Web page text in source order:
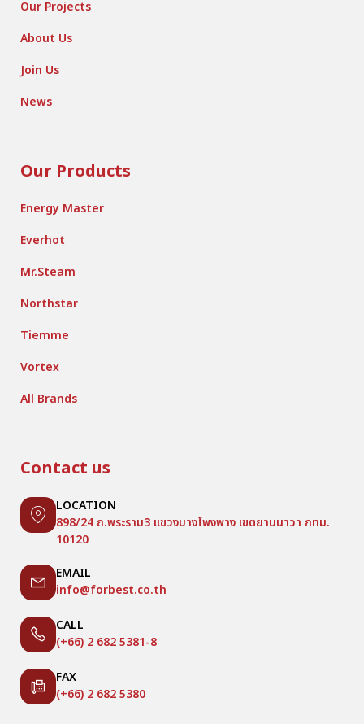
Our Projects
About Us
Join Us
News
Our Products
Energy Master
Everhot
Mr.Steam
Northstar
Tiemme
Vortex
All Brands
Contact us
LOCATION
898/24 ถ.พระราม3 แขวงบางโพงพาง เขตยานนาวา กทม.
10120
EMAIL
info@forbest.co.th
CALL
(+66) 2 682 5381-8
FAX
(+66) 2 682 5380